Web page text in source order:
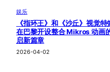
娱乐
《指环王》和《沙丘》视觉
在巴黎开设整合 Mikros 动画
启新篇章
2026-04-02